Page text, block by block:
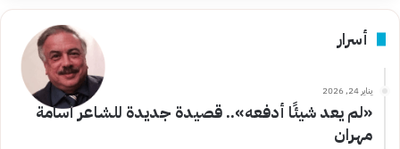
أسرار
يناير 24, 2026
«لم يعد شيئًا أدفعه».. قصيدة جديدة للشاعر أسامة
مهران